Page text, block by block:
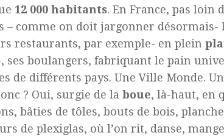
12 000 habitants. En France, pas loin
– comme on doit jargonner désormais-
restaurants, par exemple- en plein
ses boulangers, fabriquant le pain
de différents pays. Une Ville Monde.
? Oui, surgie de la boue, là-haut, en
bâties de tôles, bouts de bois,
de plexiglas, où l’on rit, danse,